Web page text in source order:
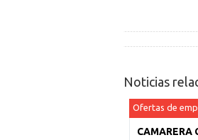
Noticias
Ofertas de
CAMARERA